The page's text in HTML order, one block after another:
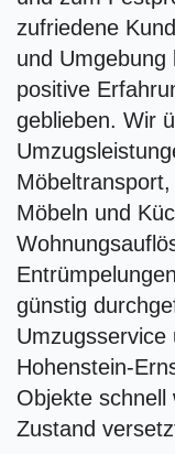
zufriedene
und Umgebung
positive
geblieben. Wir
Möbeln und
günstig
Umzugsservice
Hohenstein-
Objekte schnell
Zustand